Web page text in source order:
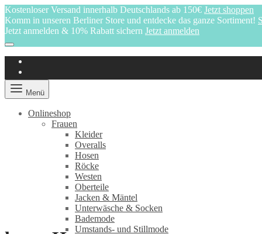
Kostenloser Versand innerhalb Deutschlands ab 150€ Jetzt shoppen
Komm in unseren Berliner Store und entdecke das ganze Sortiment!
Jetzt anmelden & 10% Rabatt sichern Jetzt anmelden
Menü
Onlineshop
Frauen
Kleider
Overalls
Hosen
Röcke
Westen
Oberteile
Jacken & Mäntel
Unterwäsche & Socken
Bademode
Umstands- und Stillmode